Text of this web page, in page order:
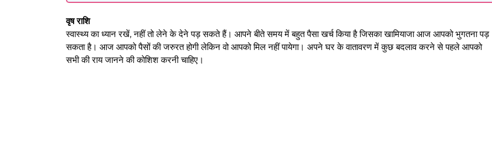
वृष राशि
स्वास्थ्य का ध्यान रखें, नहीं तो लेने के देने पड़ सकते हैं। आपने बीते समय में बहुत पैसा खर्च किया है जिसका खामियाजा आज आपको भुगतना पड़
सकता है। आज आपको पैसों की जरुरत होगी लेकिन वो आपको मिल नहीं पायेगा। अपने घर के वातावरण में कुछ बदलाव करने से पहले आपको
सभी की राय जानने की कोशिश करनी चाहिए।